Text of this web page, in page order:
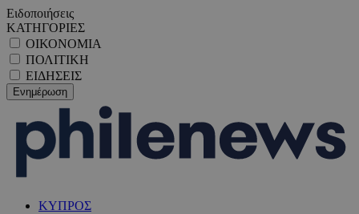
Ειδοποιήσεις
ΚΑΤΗΓΟΡΙΕΣ
ΟΙΚΟΝΟΜΙΑ
ΠΟΛΙΤΙΚΗ
ΕΙΔΗΣΕΙΣ
ΚΥΠΡΟΣ